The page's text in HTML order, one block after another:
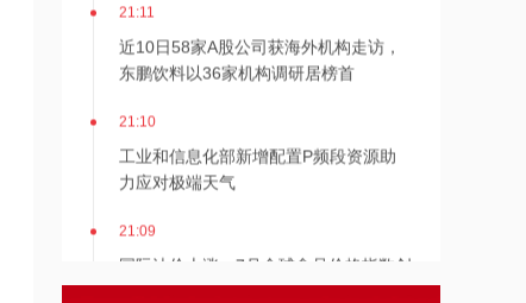
21:11
近10日58家A股公司获海外机构走访，
东鹏饮料以36家机构调研居榜首
21:10
工业和信息化部新增配置P频段资源助
力应对极端天气
21:09
国际油价上涨，7月全球食品价格指数创
三年多来新高